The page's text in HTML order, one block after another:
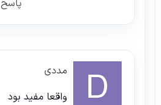
پاسخ
مددی
واقعا مفید بود